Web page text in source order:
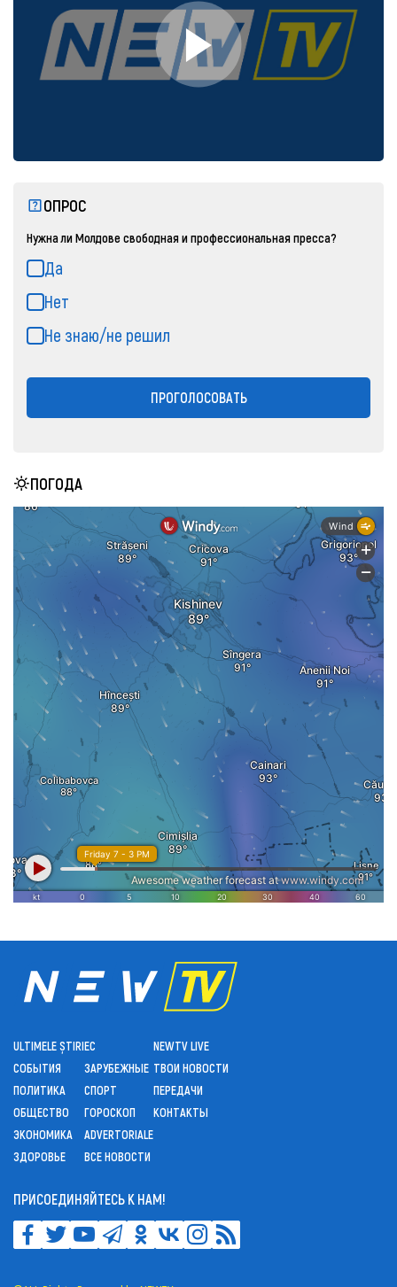
ОПРОС
Нужна ли Молдове свободная и профессиональная пресса?
Да
Нет
Не знаю/не решил
ПРОГОЛОСОВАТЬ
ПОГОДА
ULTIMELE ȘTIRI
СОБЫТИЯ
ПОЛИТИКА
ОБЩЕСТВО
ЭКОНОМИКА
ЗДОРОВЬЕ
ЕС
ЗАРУБЕЖНЫЕ
СПОРТ
ГОРОСКОП
ADVERTORIALE
ВСЕ НОВОСТИ
NEWTV LIVE
ТВОИ НОВОСТИ
ПЕРЕДАЧИ
КОНТАКТЫ
ПРИСОЕДИНЯЙТЕСЬ К НАМ!